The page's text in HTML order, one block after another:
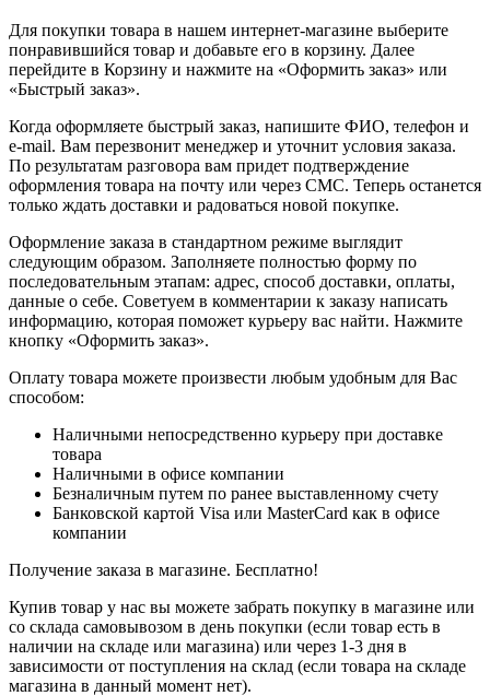
Для покупки товара в нашем интернет-магазине выберите
понравившийся товар и добавьте его в корзину. Далее
перейдите в Корзину и нажмите на «Оформить заказ» или
«Быстрый заказ».
Когда оформляете быстрый заказ, напишите ФИО, телефон и
e-mail. Вам перезвонит менеджер и уточнит условия заказа.
По результатам разговора вам придет подтверждение
оформления товара на почту или через СМС. Теперь останется
только ждать доставки и радоваться новой покупке.
Оформление заказа в стандартном режиме выглядит
следующим образом. Заполняете полностью форму по
последовательным этапам: адрес, способ доставки, оплаты,
данные о себе. Советуем в комментарии к заказу написать
информацию, которая поможет курьеру вас найти. Нажмите
кнопку «Оформить заказ».
Оплату товара можете произвести любым удобным для Вас
способом:
Наличными непосредственно курьеру при доставке
товара
Наличными в офисе компании
Безналичным путем по ранее выставленному счету
Банковской картой Visa или MasterCard как в офисе
компании
Получение заказа в магазине. Бесплатно!
Купив товар у нас вы можете забрать покупку в магазине или
со склада самовывозом в день покупки (если товар есть в
наличии на складе или магазина) или через 1-3 дня в
зависимости от поступления на склад (если товара на складе
магазина в данный момент нет).